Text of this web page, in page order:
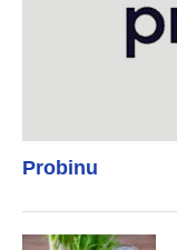
Probinu